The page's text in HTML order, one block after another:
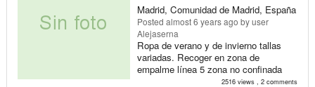
Madrid, Comunidad de Madrid, España
Posted almost 6 years ago by user
Alejaserna
Ropa de verano y de invierno tallas
variadas. Recoger en zona de
empalme línea 5 zona no confinada
2516 views , 2 comments